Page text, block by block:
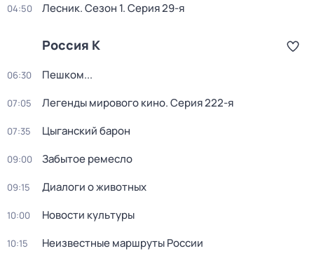
04:50 Лесник. Сезон 1. Серия 29-я
Россия К
06:30 Пешком...
07:05 Легенды мирового кино. Серия 222-я
07:35 Цыганский барон
09:00 Забытое ремесло
09:15 Диалоги о животных
10:00 Новости культуры
10:15 Неизвестные маршруты России